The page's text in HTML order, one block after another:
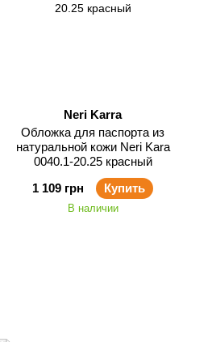
Neri Karra
Обложка для паспорта из
натуральной кожи Neri Kara
0040.1-20.25 красный
1 109 грн
Купить
В наличии